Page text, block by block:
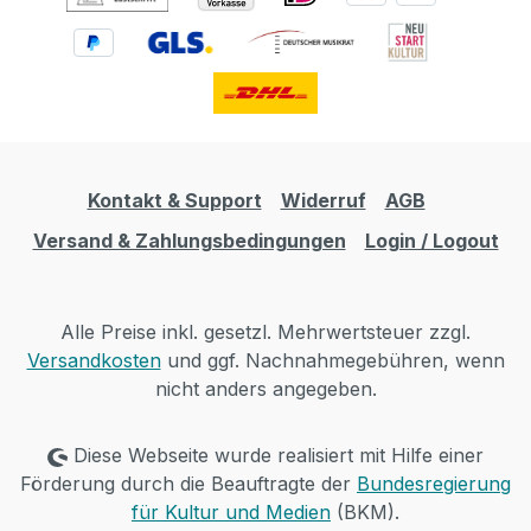
Kontakt & Support Widerruf
AGB
Versand & Zahlungsbedingungen
Login / Logout
Alle Preise inkl. gesetzl. Mehrwertsteuer zzgl.
Versandkostenund ggf. Nachnahmegebühren, wenn
nicht anders angegeben.
Diese Webseite wurde realisiert mit Hilfe einer
Förderung durch die Beauftragte der Bundesregierung
für Kultur und Medien (BKM).